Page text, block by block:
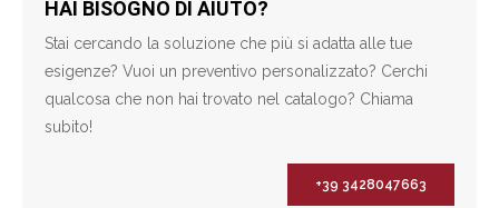
HAI BISOGNO DI AIUTO?
Stai cercando la soluzione che più si adatta alle tue
esigenze? Vuoi un preventivo personalizzato? Cerchi
qualcosa che non hai trovato nel catalogo? Chiama
subito!
+39 3428047663